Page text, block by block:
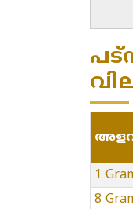
1
8